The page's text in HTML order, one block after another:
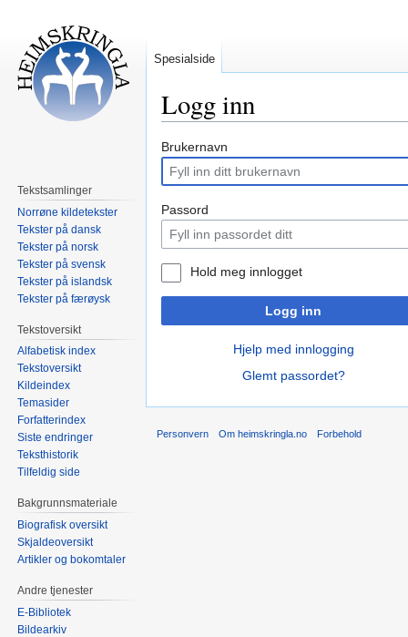
Logg inn
Hopp
navigering
Hopp
søk
Brukernavn
Passord
Hold meg innlogget
Logg inn
Hjelp med innlogging
Glemt passordet?
Spesialside
Tekstsamlinger
Norrøne kildetekster
Tekster på dansk
Tekster på norsk
Tekster på svensk
Tekster på islandsk
Tekster på færøysk
Tekstoversikt
Alfabetisk index
Tekstoversikt
Kildeindex
Temasider
Forfatterindex
Siste endringer
Teksthistorik
Tilfeldig side
Bakgrunnsmateriale
Biografisk oversikt
Skjaldeoversikt
Artikler og bokomtaler
Andre tjenester
E-Bibliotek
Bildearkiv
Personvern Om heimskringla.no Forbehold